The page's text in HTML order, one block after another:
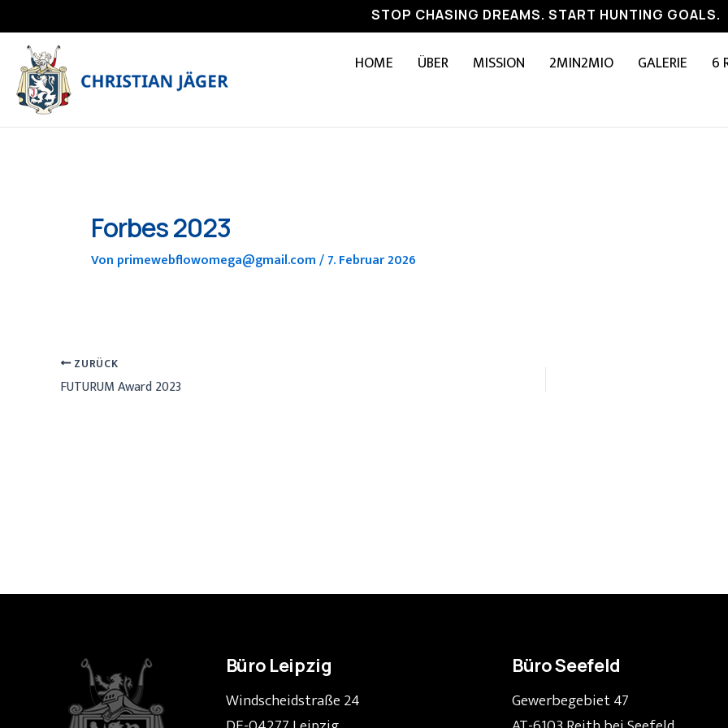
Inhalt
springen
STOP CHASING DREAMS. START HUNTING GOALS.
HOME ÜBER MISSION 2MIN2MIO GALERIE 6
Forbes 2023
Von primewebflowomega@gmail.com/7. Februar 2026
ZURÜCK
FUTURUM Award 2023
Büro Leipzig
Windscheidstraße 24
Büro Seefeld
Gewerbegebiet 47